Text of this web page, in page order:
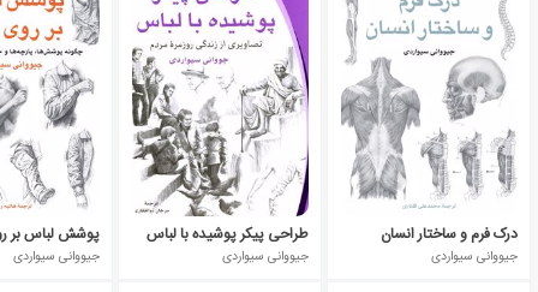
درک فرم و ساختار انسان
جیووانی سیواردی
طراحی پیکر پوشیده با لباس
جیووانی سیواردی
پوشش لباس بر
جیووانی سیواردی